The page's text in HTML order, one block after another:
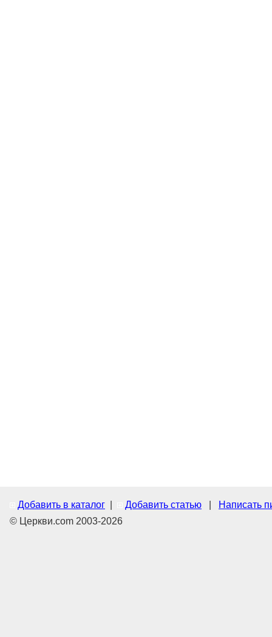
Добавить в каталог Добавить статью
Написать
© Церкви.com 2003-2026